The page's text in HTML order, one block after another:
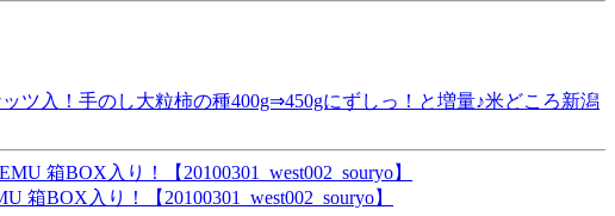
ツ入！手のし大粒柿の種400g⇒450gにずしっ！と増量♪米どころ新潟
入り！【20100301_west002_souryo】